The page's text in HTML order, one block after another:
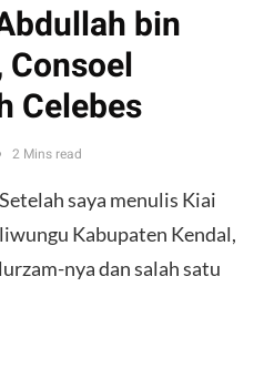
bin
Consoel
Celebes
2 Mins read
saya menulis Kiai
Kabupaten Kendal,
nya dan salah satu